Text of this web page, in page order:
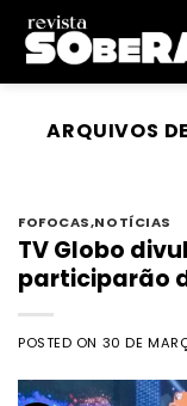
Skip
content
ARQUIVOS
FOFOCAS,NOTÍCIAS
TV Globo
participarão
POSTED ON 30 DE